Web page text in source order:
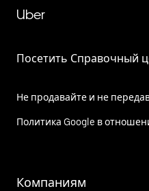
Uber
Посетить Справочный
Не продавайте и не
Политика Google в
Компаниям